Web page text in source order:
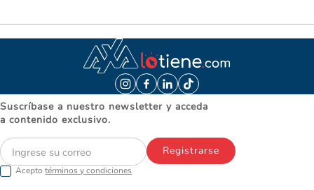
Suscríbase a nuestro newsletter y acceda
a contenido exclusivo.
Aceptotérminos y condiciones
Registrarse